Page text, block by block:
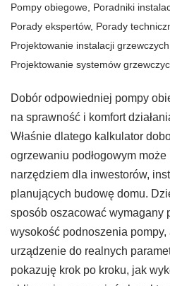
Pompy obiegowe Poradniki
Porady ekspertów, Porady
Projektowanie instalacji grzewczych
Projektowanie systemów
Dobór odpowiedniej pompy
na sprawność i komfort
Właśnie dlatego kalkulator
ogrzewaniu podłogowym
narzędziem dla inwestorów,
planujących budowę domu.
sposób oszacować wymagany
wysokość podnoszenia
urządzenie do realnych
pokazuję krok po kroku, jak